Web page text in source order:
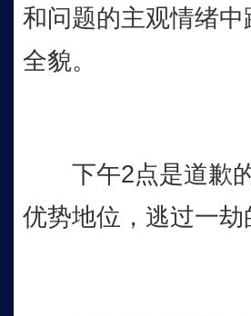
和问题的主观情绪
全貌。
下午2点是道歉的
优势地位，逃过一